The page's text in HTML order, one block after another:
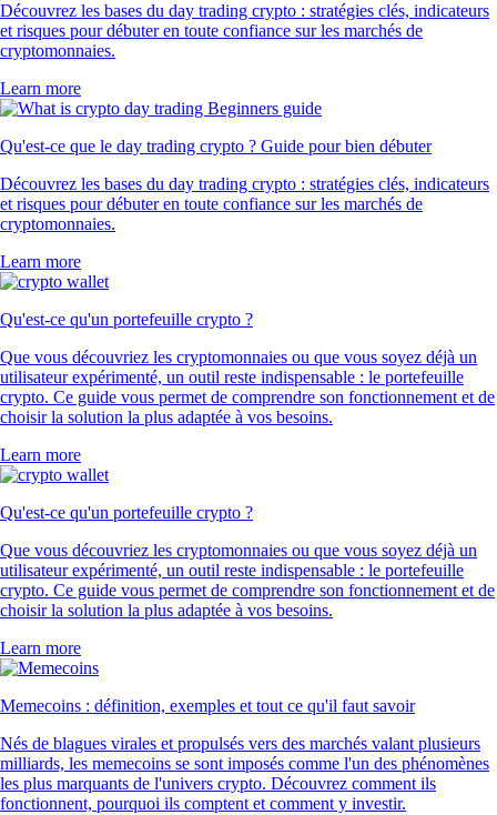
Découvrez les bases du day trading crypto : stratégies clés, indicateurs
et risques pour débuter en toute confiance sur les marchés de
cryptomonnaies.
Learn more
Qu'est-ce que le day trading crypto ? Guide pour bien débuter
Découvrez les bases du day trading crypto : stratégies clés, indicateurs
et risques pour débuter en toute confiance sur les marchés de
cryptomonnaies.
Learn more
Qu'est-ce qu'un portefeuille crypto ?
Que vous découvriez les cryptomonnaies ou que vous soyez déjà un
utilisateur expérimenté, un outil reste indispensable : le portefeuille
crypto. Ce guide vous permet de comprendre son fonctionnement et de
choisir la solution la plus adaptée à vos besoins.
Learn more
Qu'est-ce qu'un portefeuille crypto ?
Que vous découvriez les cryptomonnaies ou que vous soyez déjà un
utilisateur expérimenté, un outil reste indispensable : le portefeuille
crypto. Ce guide vous permet de comprendre son fonctionnement et de
choisir la solution la plus adaptée à vos besoins.
Learn more
Memecoins : définition, exemples et tout ce qu'il faut savoir
Nés de blagues virales et propulsés vers des marchés valant plusieurs
milliards, les memecoins se sont imposés comme l'un des phénomènes
les plus marquants de l'univers crypto. Découvrez comment ils
fonctionnent, pourquoi ils comptent et comment y investir.